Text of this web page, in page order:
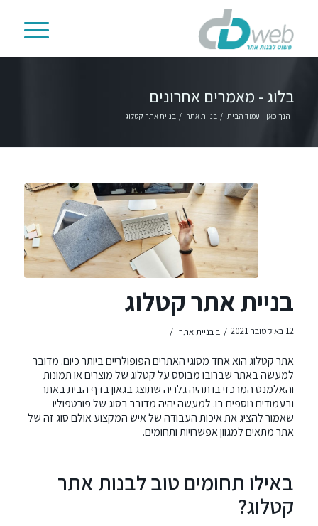
בלוג - מאמרים אחרונים
הנך כאן: עמוד הבית / בניית אתר / בניית אתר קטלוג
בניית אתר קטלוג
12 באוקטובר 2021 / בבניית אתר /
אתר קטלוג הוא אחד מסוגי האתרים הפופולריים ביותר כיום. מדובר
למעשה באתר שברובו מבוסס על קטלוג של מוצרים או תמונות
והאלמנט המרכזי בו תהיה גלריה שתוצג בגאון בדף הבית באתר
ובעמודים נוספים בו. למעשה יהיה מדובר בסוג של פורטפוליו
שאמור להציג את איכות העבודה של איש המקצוע אולם סוג זה של
אתר מתאים למגוון אפשרויות ותחומים.
באילו תחומים טוב לבנות אתר
קטלוג?